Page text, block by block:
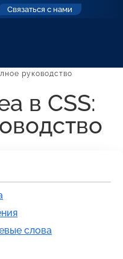
Связаться с нами
руководство
в CSS:
слова